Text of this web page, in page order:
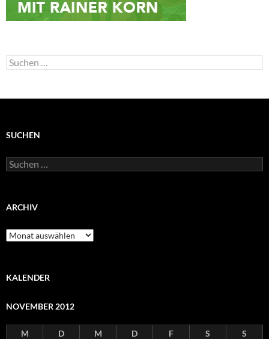
Suchen
nach:
SUCHEN
Suchen
nach:
ARCHIV
Archiv
KALENDER
NOVEMBER 2012
M D M D F S
S